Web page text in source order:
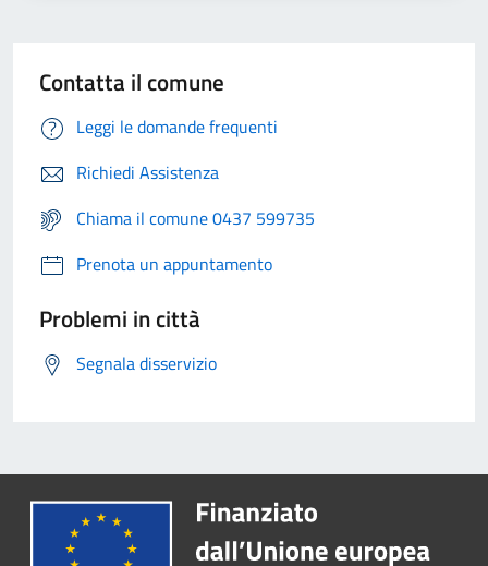
Contatta il comune
Leggi le domande frequenti
Richiedi Assistenza
Chiama il comune 0437 599735
Prenota un appuntamento
Problemi in città
Segnala disservizio